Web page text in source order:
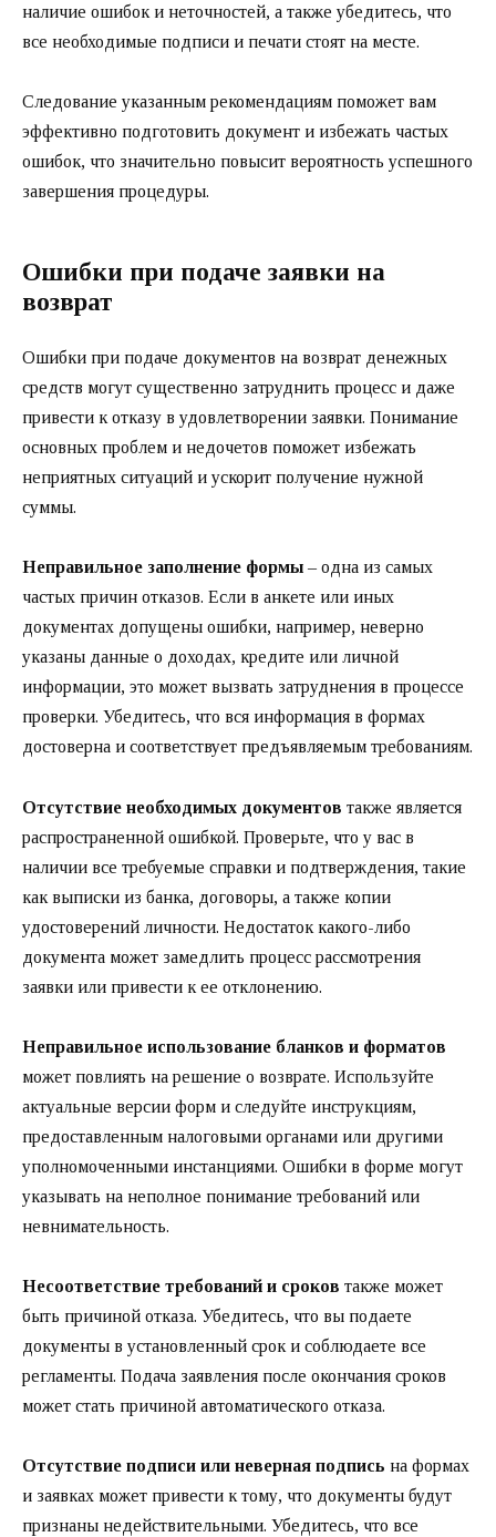
наличие ошибок и неточностей, а также убедитесь, что
все необходимые подписи и печати стоят на месте.
Следование указанным рекомендациям поможет вам
эффективно подготовить документ и избежать частых
ошибок, что значительно повысит вероятность успешного
завершения процедуры.
Ошибки при подаче заявки на
возврат
Ошибки при подаче документов на возврат денежных
средств могут существенно затруднить процесс и даже
привести к отказу в удовлетворении заявки. Понимание
основных проблем и недочетов поможет избежать
неприятных ситуаций и ускорит получение нужной
суммы.
Неправильное заполнение формы – одна из самых
частых причин отказов. Если в анкете или иных
документах допущены ошибки, например, неверно
указаны данные о доходах, кредите или личной
информации, это может вызвать затруднения в процессе
проверки. Убедитесь, что вся информация в формах
достоверна и соответствует предъявляемым требованиям.
Отсутствие необходимых документов также является
распространенной ошибкой. Проверьте, что у вас в
наличии все требуемые справки и подтверждения, такие
как выписки из банка, договоры, а также копии
удостоверений личности. Недостаток какого-либо
документа может замедлить процесс рассмотрения
заявки или привести к ее отклонению.
Неправильное использование бланков и форматов
может повлиять на решение о возврате. Используйте
актуальные версии форм и следуйте инструкциям,
предоставленным налоговыми органами или другими
уполномоченными инстанциями. Ошибки в форме могут
указывать на неполное понимание требований или
невнимательность.
Несоответствие требований и сроков также может
быть причиной отказа. Убедитесь, что вы подаете
документы в установленный срок и соблюдаете все
регламенты. Подача заявления после окончания сроков
может стать причиной автоматического отказа.
Отсутствие подписи или неверная подпись на формах
и заявках может привести к тому, что документы будут
признаны недействительными. Убедитесь, что все